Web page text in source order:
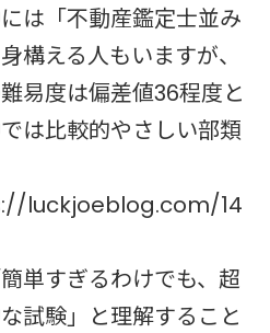
は「不動産鑑定士並み
構える人もいますが、
易度は偏差値36程度と
は比較的やさしい部類
luckjoeblog.com/14
単すぎるわけでも、超
試験」と理解すること